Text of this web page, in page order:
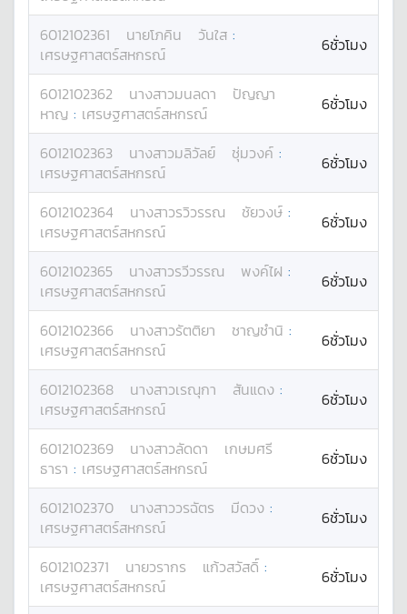
6012102361 นายโภคิน วันใส :
เศรษฐศาสตร์สหกรณ์
6ชั่วโมง
6012102362 นางสาวมนลดา
ปัญญา
หาญ : เศรษฐศาสตร์สหกรณ์ 6ชั่วโมง
6012102363 นางสาวมลิวัลย์ ชุ่มวงค์ :
เศรษฐศาสตร์สหกรณ์
6ชั่วโมง
6012102364 นางสาวรวิวรรณ ชัยวงษ์ :
เศรษฐศาสตร์สหกรณ์
6ชั่วโมง
6012102365 นางสาวรวีวรรณ พงค์ไฝ :
เศรษฐศาสตร์สหกรณ์
6ชั่วโมง
6012102366 นางสาวรัตติยา ชาญชำนิ :
เศรษฐศาสตร์สหกรณ์
6ชั่วโมง
6012102368 นางสาวเรณุกา สันแดง :
เศรษฐศาสตร์สหกรณ์
6ชั่วโมง
6012102369 นางสาวลัดดา
เกษมศรี
ธารา : เศรษฐศาสตร์สหกรณ์ 6ชั่วโมง
6012102370 นางสาววรฉัตร มีดวง :
เศรษฐศาสตร์สหกรณ์
6ชั่วโมง
6012102371 นายวรากร แก้วสวัสดิ์ :
เศรษฐศาสตร์สหกรณ์
6ชั่วโมง